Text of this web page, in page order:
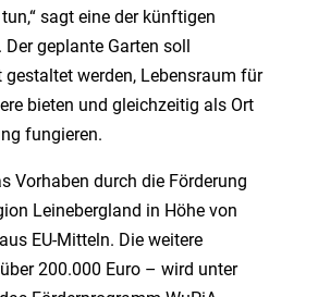
“ sagt eine der künftigen
Der geplante Garten soll
werden, Lebensraum für
bieten und gleichzeitig als Ort
fungieren.
Vorhaben durch die Förderung
Leinebergland in Höhe von
EU-Mitteln. Die weitere
ber 200.000 Euro – wird unter